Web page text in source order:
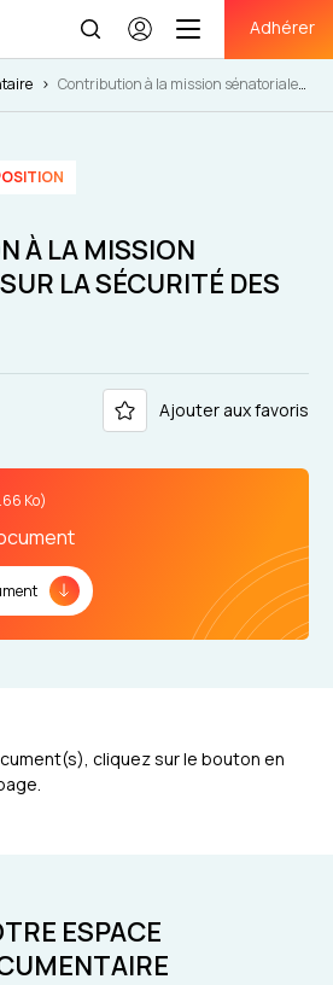
Se
connecter
Adhérer
> Contribution à la mission sénatoriale
À LA MISSION
LA SÉCURITÉ DES
Ajouter aux favoris
Ko)
cliquez sur le bouton en
ESPACE